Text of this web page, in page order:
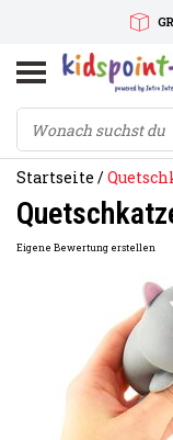
Startseite /
Eigene Bewertung erstellen